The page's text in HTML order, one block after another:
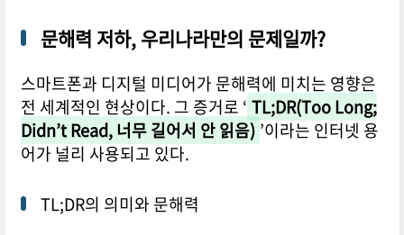
문해력 저하, 우리나라만의 문제일까?
스마트폰과 디지털 미디어가 문해력에 미치는 영향은
전 세계적인 현상이다. 그 증거로 ‘ TL;DR(Too Long;
Didn’t Read, 너무 길어서 안 읽음) ’이라는 인터넷 용
어가 널리 사용되고 있다.
TL;DR의 의미와 문해력